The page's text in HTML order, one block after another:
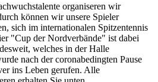
organiseren wir
können wir unsere Spieler
sich im internationalen Spitzentennis
"Cup der Nordverbände" ist dabei
welches in der Halle
nach der coronabedingten Pause
ins Leben gerufen. Alle